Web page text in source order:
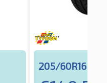
205/60R16 96H